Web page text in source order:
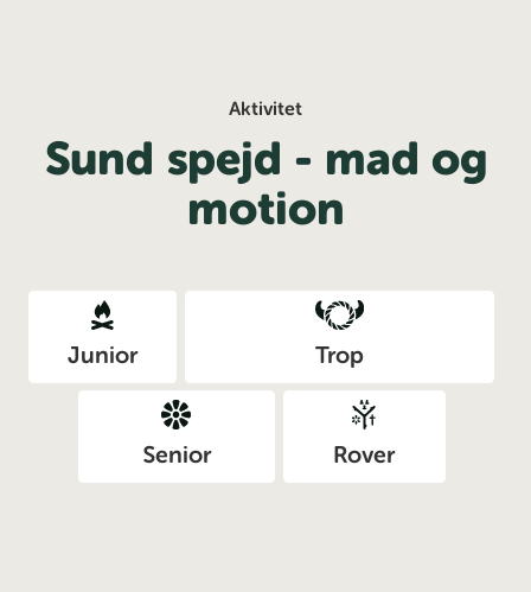
Aktivitet
Sund spejd - mad og
motion
Junior Trop
Senior Rover